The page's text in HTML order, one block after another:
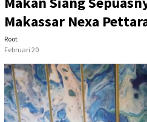
Makassar Nexa
Root
Februari 20